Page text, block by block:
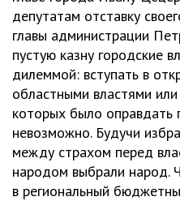
депутатам отставку
главы администрации
пустую казну городские
дилеммой: вступать в
областными властями
которых было
невозможно. Будучи
между страхом перед
народом выбрали народ.
в региональный